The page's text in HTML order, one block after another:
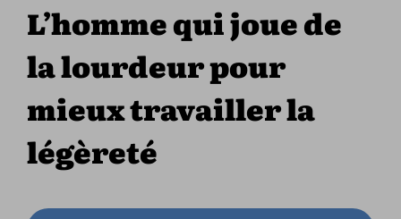
L’homme qui joue de
la lourdeur pour
mieux travailler la
légèreté